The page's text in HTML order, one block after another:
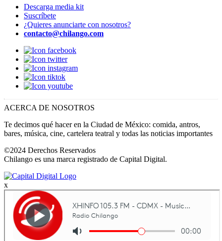
Descarga media kit
Suscríbete
¿Quieres anunciarte con nosotros?
contacto@chilango.com
ACERCA DE NOSOTROS
Te decimos qué hacer en la Ciudad de México: comida, antros,
bares, música, cine, cartelera teatral y todas las noticias importantes
©2024 Derechos Reservados
Chilango es una marca registrado de Capital Digital.
x